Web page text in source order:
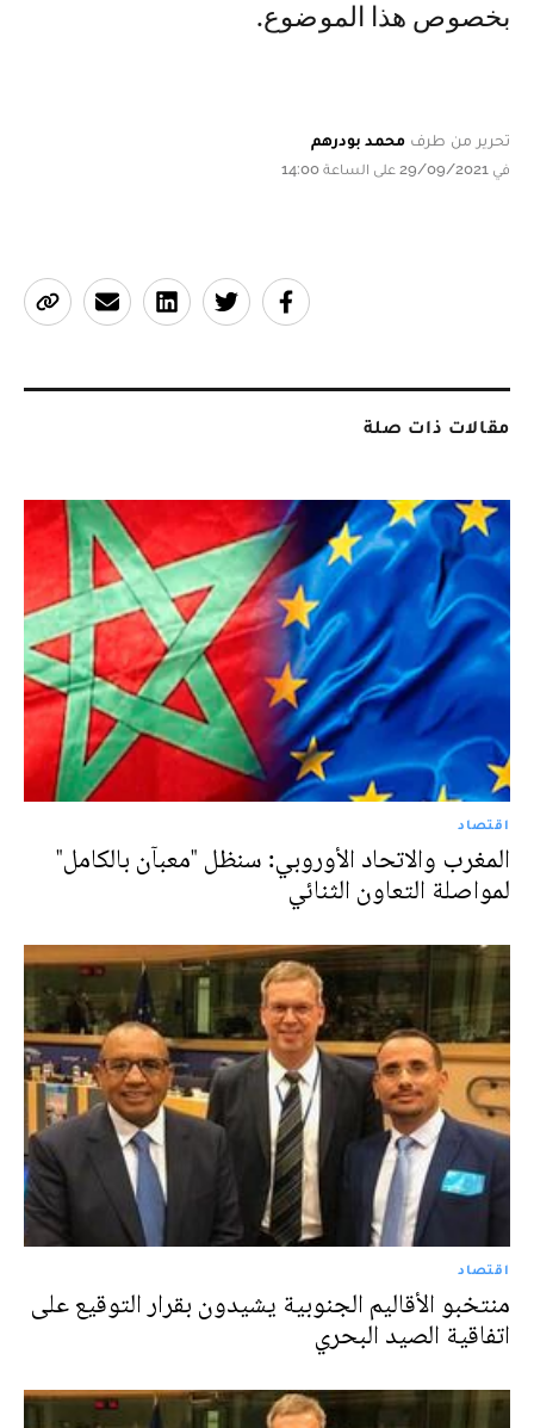
بخصوص هذا الموضوع.
تحرير من طرف محمد بودرهم
في 29/09/2021 على الساعة 14:00
مقالات ذات صلة
اقتصاد
المغرب والاتحاد الأوروبي: سنظل "معبآن بالكامل"
لمواصلة التعاون الثنائي
اقتصاد
منتخبو الأقاليم الجنوبية يشيدون بقرار التوقيع على
اتفاقية الصيد البحري